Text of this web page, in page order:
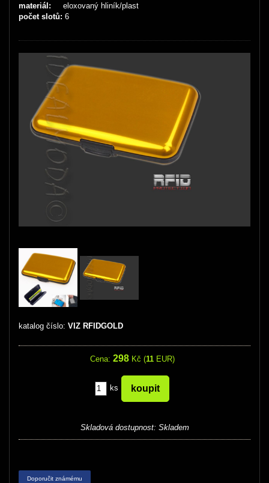
materiál: eloxovaný hliník/plast
počet slotů: 6
katalog číslo: VIZ RFIDGOLD
Cena: 298 Kč (11EUR)
ks
Skladová dostupnost: Skladem
Doporučit známému